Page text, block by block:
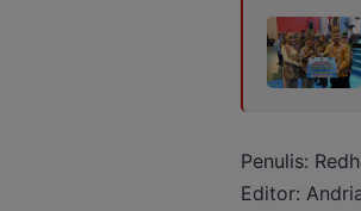
Penulis:
Editor: